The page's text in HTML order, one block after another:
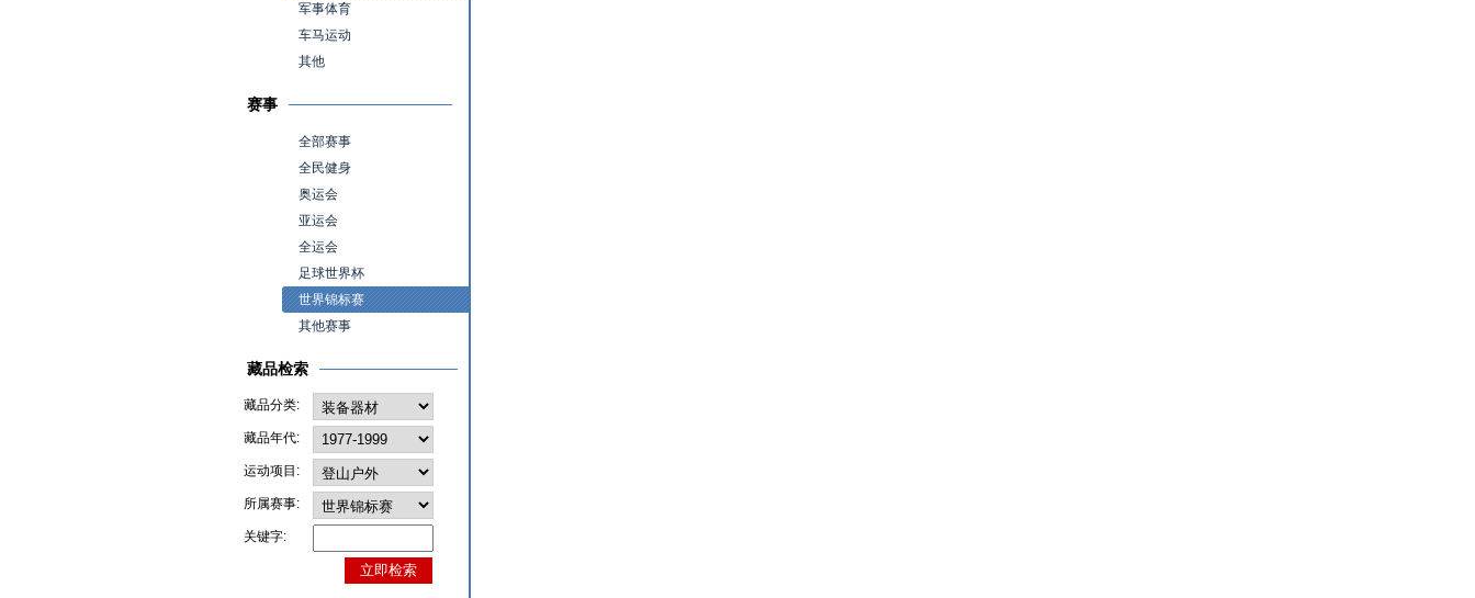
军事体育
车马运动
其他
赛事
全部赛事
全民健身
奥运会
亚运会
全运会
足球世界杯
世界锦标赛
其他赛事
藏品检索
藏品分类:
藏品年代:
运动项目:
所属赛事:
关键字: